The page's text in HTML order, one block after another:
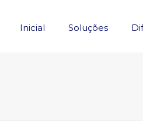
Inicial Soluções